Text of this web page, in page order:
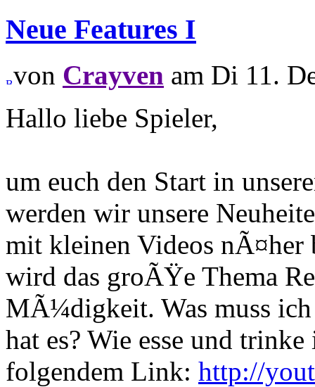
Neue Features I
von Crayven am Di 11.
Hallo liebe Spieler,
um euch den Start in
werden wir unsere
mit kleinen Videos nÃ¤her
wird das groÃŸe Thema
MÃ¼digkeit. Was muss
hat es? Wie esse und
folgendem Link: http://